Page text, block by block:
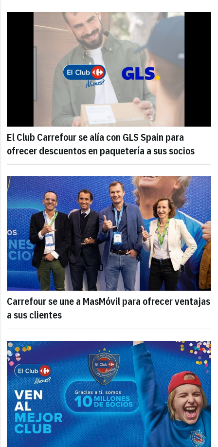
El Club Carrefour se alía con GLS Spain para
ofrecer descuentos en paquetería a sus socios
Carrefour se une a MasMóvil para ofrecer ventajas
a sus clientes